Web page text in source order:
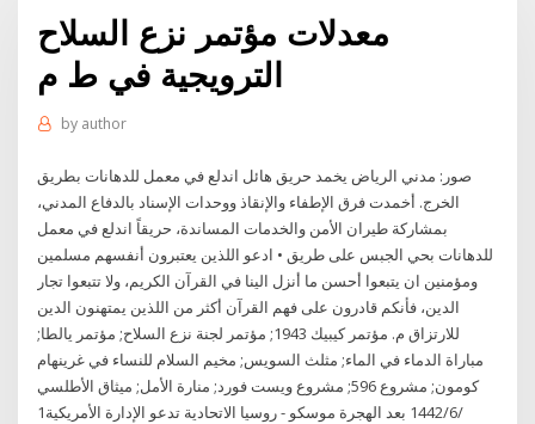
معدلات مؤتمر نزع السلاح
الترويجية في ط م
by author
صور: مدني الرياض يخمد حريق هائل اندلع في معمل للدهانات بطريق
الخرج. أخمدت فرق الإطفاء والإنقاذ ووحدات الإسناد بالدفاع المدني،
بمشاركة طيران الأمن والخدمات المساندة، حريقاً اندلع في معمل
للدهانات بحي الجبس على طريق • ادعو اللذين يعتبرون أنفسهم مسلمين
ومؤمنين ان يتبعوا أحسن ما أنزل الينا في القرآن الكريم، ولا تتبعوا تجار
الدين، فأنكم قادرون على فهم القرآن أكثر من اللذين يمتهنون الدين
للارتزاق م. مؤتمر كيبيك 1943; مؤتمر لجنة نزع السلاح; مؤتمر يالطا;
مباراة الدماء في الماء; مثلث السويس; مخيم السلام للنساء في غرينهام
كومون; مشروع 596; مشروع ويست فورد; منارة الأمل; ميثاق الأطلسي
1‏‏/6‏‏/1442 بعد الهجرة موسكو - روسيا الاتحادية تدعو الإدارة الأمريكية